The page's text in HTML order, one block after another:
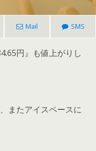
Mail SMS
円』も値上がりし
またアイスペースに